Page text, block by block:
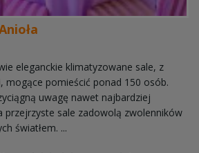
eleganckie klimatyzowane sale, z
mogące pomieścić ponad 150 osób.
uwagę nawet najbardziej
przejrzyste sale zadowolą zwolenników
światłem. ...